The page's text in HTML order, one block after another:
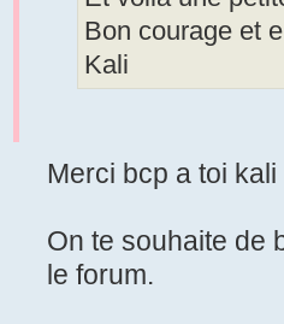
Bon courage et
Kali
Merci bcp a toi
On te souhaite de
le forum.